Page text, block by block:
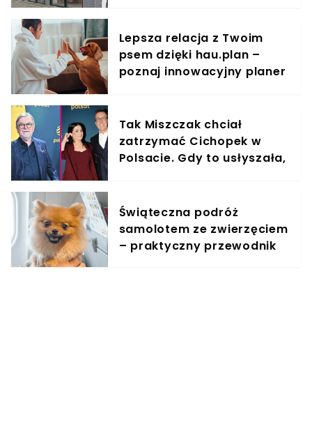
Lepsza relacja z Twoim
psem dzięki hau.plan –
poznaj innowacyjny planer
Tak Miszczak chciał
zatrzymać Cichopek w
Polsacie. Gdy to usłyszała,
Świąteczna podróż
samolotem ze zwierzęciem
– praktyczny przewodnik